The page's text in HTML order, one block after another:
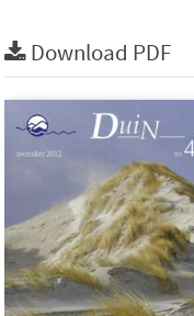
Download PDF